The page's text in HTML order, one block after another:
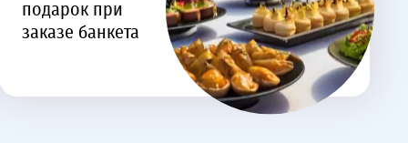
подарок при
заказе банкета